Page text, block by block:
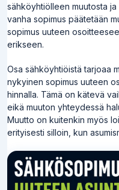
sähköyhtiölleen muutosta
vanha sopimus päätetään
sopimus uuteen
erikseen.
Osa sähköyhtiöistä tarjoaa
nykyinen sopimus uuteen
hinnalla. Tämä on kätevä
eikä muuton yhteydessä
Muutto on kuitenkin myös
erityisesti silloin, kun